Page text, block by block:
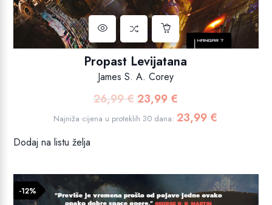
Propast Levijatana
James S. A. Corey
26,99€ Izvorna
cijena
23,99 €Trenutna
cijena
Najniža cijena u proteklih 30 dana: 23,99 €
Dodaj na listu želja
-12%